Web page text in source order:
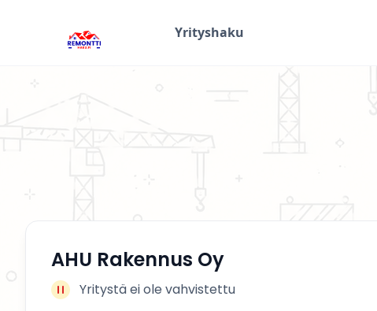
Yrityshaku
AHU Rakennus Oy
Yritystä ei ole vahvistettu